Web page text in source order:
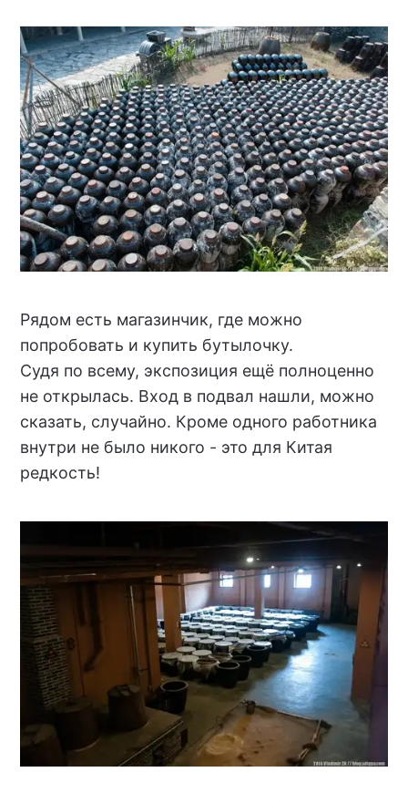
Рядом есть магазинчик, где можно
попробовать и купить бутылочку.
Судя по всему, экспозиция ещё полноценно
не открылась. Вход в подвал нашли, можно
сказать, случайно. Кроме одного работника
внутри не было никого - это для Китая
редкость!